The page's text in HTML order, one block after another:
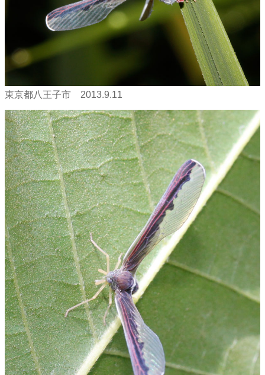
東京都八王子市 2013.9.11